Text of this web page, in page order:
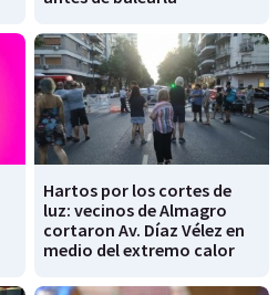
Hartos por los cortes de
luz: vecinos de Almagro
cortaron Av. Díaz Vélez en
medio del extremo calor